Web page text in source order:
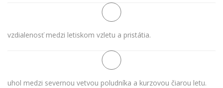
vzdialenosť medzi letiskom vzletu a pristátia.
uhol medzi severnou vetvou poludníka a kurzovou čiarou letu.